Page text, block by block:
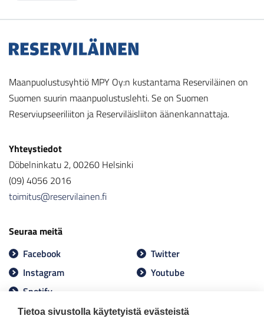
Tietoa sivustolla käytetyistä evästeistä
Maanpuolustusyhtiö MPY Oy:n kustantama Reserviläinen on
Suomen suurin maanpuolustuslehti. Se on Suomen
Reserviupseeriliiton ja Reserviläisliiton äänenkannattaja.
Yhteystiedot
Döbelninkatu 2, 00260 Helsinki
(09) 4056 2016
toimitus@reservilainen.fi
Seuraa meitä
Facebook
Twitter
Instagram
Youtube
Spotify